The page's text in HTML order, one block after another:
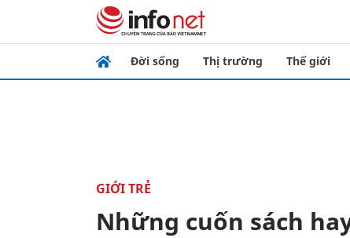
Đời sống Thị trường Thế giới
GIỚI TRẺ
Những cuốn sách